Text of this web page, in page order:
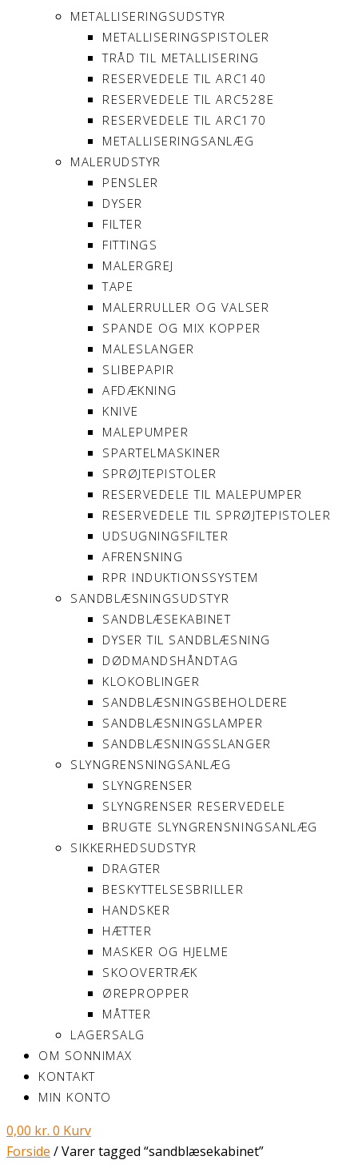
METALLISERINGSUDSTYR
METALLISERINGSPISTOLER
TRÅD TIL METALLISERING
RESERVEDELE TIL ARC140
RESERVEDELE TIL ARC528E
RESERVEDELE TIL ARC170
METALLISERINGSANLÆG
MALERUDSTYR
PENSLER
DYSER
FILTER
FITTINGS
MALERGREJ
TAPE
MALERRULLER OG VALSER
SPANDE OG MIX KOPPER
MALESLANGER
SLIBEPAPIR
AFDÆKNING
KNIVE
MALEPUMPER
SPARTELMASKINER
SPRØJTEPISTOLER
RESERVEDELE TIL MALEPUMPER
RESERVEDELE TIL SPRØJTEPISTOLER
UDSUGNINGSFILTER
AFRENSNING
RPR INDUKTIONSSYSTEM
SANDBLÆSNINGSUDSTYR
SANDBLÆSEKABINET
DYSER TIL SANDBLÆSNING
DØDMANDSHÅNDTAG
KLOKOBLINGER
SANDBLÆSNINGSBEHOLDERE
SANDBLÆSNINGSLAMPER
SANDBLÆSNINGSSLANGER
SLYNGRENSNINGSANLÆG
SLYNGRENSER
SLYNGRENSER RESERVEDELE
BRUGTE SLYNGRENSNINGSANLÆG
SIKKERHEDSUDSTYR
DRAGTER
BESKYTTELSESBRILLER
HANDSKER
HÆTTER
MASKER OG HJELME
SKOOVERTRÆK
ØREPROPPER
MÅTTER
LAGERSALG
OM SONNIMAX
KONTAKT
MIN KONTO
0,00 kr. 0 Kurv
Forside / Varer tagged “sandblæsekabinet”